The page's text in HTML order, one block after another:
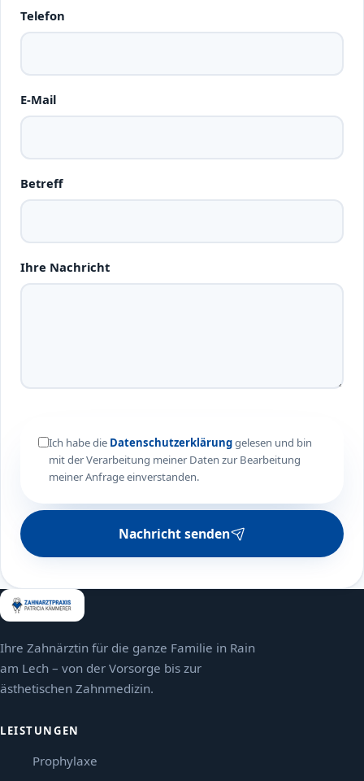
Telefon
E-Mail
Betreff
Ihre Nachricht
Ich habe die Datenschutzerklärunggelesen und bin
mit der Verarbeitung meiner Daten zur Bearbeitung
meiner Anfrage einverstanden.
Nachricht senden
Ihre Zahnärztin für die ganze Familie in Rain
am Lech – von der Vorsorge bis zur
ästhetischen Zahnmedizin.
LEISTUNGEN
Prophylaxe